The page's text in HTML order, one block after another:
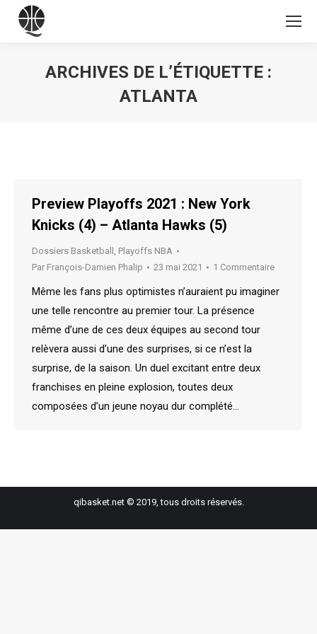
ARCHIVES DE L’ÉTIQUETTE :
ATLANTA
Preview Playoffs 2021 : New York
Knicks (4) – Atlanta Hawks (5)
Dossiers Basketball , Playoffs NBA
Par François-Damien Phalip 23 mai 2021 1 Commentaire
Même les fans plus optimistes n’auraient pu imaginer
une telle rencontre au premier tour. La présence
même d’une de ces deux équipes au second tour
relèvera aussi d’une des surprises, si ce n’est la
surprise, de la saison. Un duel excitant entre deux
franchises en pleine explosion, toutes deux
composées d’un jeune noyau dur complété…
qibasket.net © 2019, tous droits réservés.